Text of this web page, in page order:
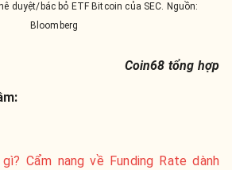
duyệt/bác bỏ ETF Bitcoin của SEC. Nguồn:
Bloomberg
Coin68 tổng hợp
Cẩm nang về Funding Rate dành